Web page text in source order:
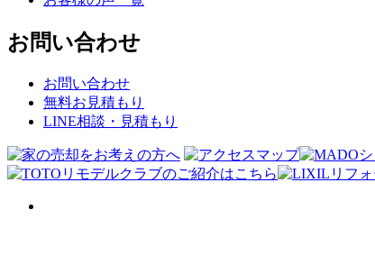
お問い合わせ
お問い合わせ
無料お見積もり
LINE相談・見積もり